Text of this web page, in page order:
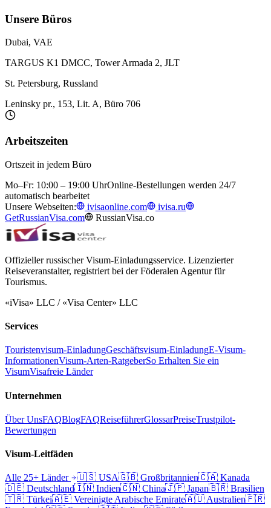
Unsere Büros
Dubai, VAE
TARGUS K1 DMCC, Tower Armada 2, JLT
St. Petersburg, Russland
Leninsky pr., 153, Lit. A, Büro 706
Arbeitszeiten
Ortszeit in jedem Büro
Mo–Fr: 10:00 – 19:00 UhrOnline-Bestellungen werden 24/7
automatisch bearbeitet
Unsere Webseiten:
ivisaonline.com
ivisa.ru
GetRussianVisa.com
RussianVisa.co
Offizieller russischer Visum-Einladungsservice. Lizenzierter
Reiseveranstalter, registriert bei der Föderalen Agentur für
Tourismus.
«iVisa» LLC / «Visa Center» LLC
Services
Touristenvisum-EinladungGeschäftsvisum-EinladungE-Visum-
InformationenVisum-Arten-RatgeberSo Erhalten Sie ein
VisumVisafreie Länder
Unternehmen
Über UnsFAQBlogFAQReiseführerGlossarPreiseTrustpilot-
Bewertungen
Visum-Leitfäden
Alle 25+ Länder 🇺🇸 USA🇬🇧 Großbritannien🇨🇦 Kanada
🇩🇪 Deutschland🇮🇳 Indien🇨🇳 China🇯🇵 Japan🇧🇷 Brasilien
🇹🇷 Türkei🇦🇪 Vereinigte Arabische Emirate🇦🇺 Australien🇫🇷